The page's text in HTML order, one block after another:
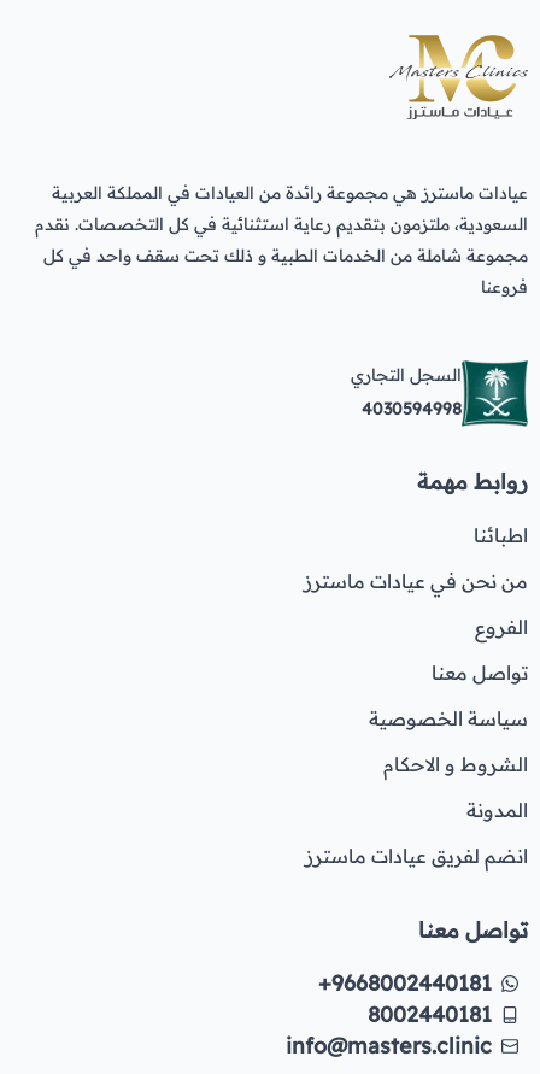
عيادات ماسترز هي مجموعة رائدة من العيادات في المملكة العربية
السعودية، ملتزمون بتقديم رعاية استثنائية في كل التخصصات. نقدم
مجموعة شاملة من الخدمات الطبية و ذلك تحت سقف واحد في كل
فروعنا
السجل التجاري
4030594998
روابط مهمة
اطبائنا
من نحن في عيادات ماسترز
الفروع
تواصل معنا
سياسة الخصوصية
الشروط و الاحكام
المدونة
انضم لفريق عيادات ماسترز
تواصل معنا
+9668002440181
8002440181
info@masters.clinic